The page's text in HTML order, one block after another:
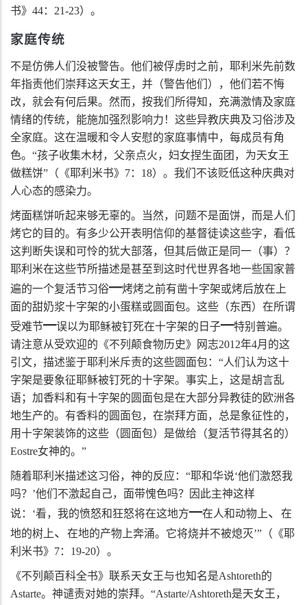
书》 44： 21-23）。
家庭传统
不是仿佛人们没被警告。他们被俘虏时之前，耶利米先前数
年指责他们崇拜这天女王，并（警告他们），他们若不悔
改，就会有何后果。然而，按我们所得知，充满激情及家庭
情绪的传统，能施加强烈影响力！这些异教庆典及习俗涉及
全家庭。这在温暖和令人安慰的家庭事情中，每成员有角
色。“孩子收集木材，父亲点火，妇女捏生面团，为天女王
做糕饼”（《耶利米书》 7： 18）。我们不该贬低这种庆典对
人心态的感染力。
烤面糕饼听起来够无辜的。当然，问题不是面饼，而是人们
烤它的目的。有多少公开表明信仰的基督徒读这些字，看低
这判断失误和可怜的犹大部落，但其后做正是同一（事）？
耶利米在这些节所描述是甚至到这时代世界各地一些国家普
遍的一个复活节习俗━烤烤之前有凿十字架或烤后放在上
面的甜奶浆十字架的小蛋糕或圆面包。这些（东西）在所谓
受难节━误以为耶稣被钉死在十字架的日子━特别普遍。
请注意从受欢迎的《不列颠食物历史》网志2012年4月的这
引文，描述鉴于耶利米斥责的这些圆面包：“人们认为这十
字架是要象征耶稣被钉死的十字架。事实上，这是胡言乱
语；加香料和有十字架的圆面包是在大部分异教徒的欧洲各
地生产的。有香料的圆面包，在崇拜方面，总是象征性的，
用十字架装饰的这些（圆面包）是做给（复活节得其名的）
Eostre女神的。”
随着耶利米描述这习俗，神的反应：“耶和华说‘他们激怒我
吗？’他们不激起自己，面带愧色吗？因此主神这样
说：‘看，我的愤怒和狂怒将在这地方━在人和动物上、
在
地的树上、
在地的产物上奔涌。它将烧并不被熄灭’”（《耶
利米书》 7： 19-20）。
《不列颠百科全书》联系天女王与也知名是Ashtoreth的
Astarte。神谴责对她的崇拜。“Astarte/Ashtoreth是天女王，